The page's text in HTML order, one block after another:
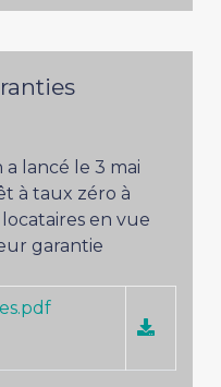
lancé le 3 mai
à taux zéro à
en vue
garantie